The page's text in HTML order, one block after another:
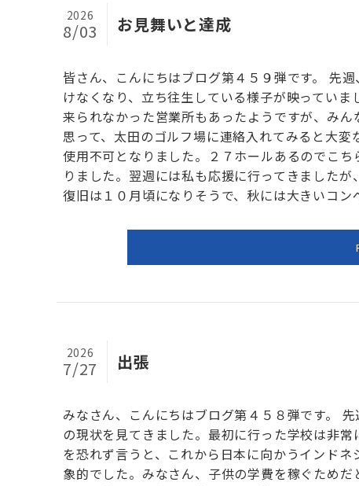
お見舞いと達成
2026
8/03
皆さん、こんにちはブログ第４５９弾です。 先
けなくなり、立ち往生している様子が映ってい
来られなかった営業所もあったようですが、み
思って、太田のゴルフ場に連絡入れてみると大
使用不可となりました。２７ホールあるのでこ
りました。翌週には私も応援に行ってきました
復旧は１０月頃になりそうで、秋には大きいコン
出張
2026
7/27
みなさん、こんにちはブログ第４５８弾です。
の現状を見てきました。最初に行った学校は非
を恐れず言うと、これから日本に向かうインド
象的でした。みなさん、子供の学費を稼ぐため